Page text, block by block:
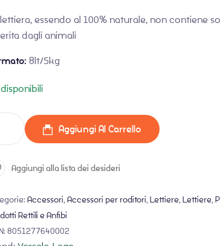
essendo al 100% naturale, non contiene
dagli animali
8lt/5kg
Aggiungi Al Carrello
Aggiungi alla lista dei desideri
Accessori, Accessori per roditori, Lettiere, Lettiere,
Rettili e Anfibi
8051277640002